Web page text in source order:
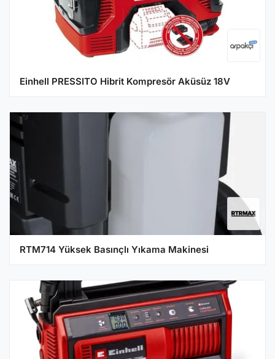
Einhell PRESSITO Hibrit Kompresör Aküsüz 18V
RTM714 Yüksek Basınçlı Yıkama Makinesi